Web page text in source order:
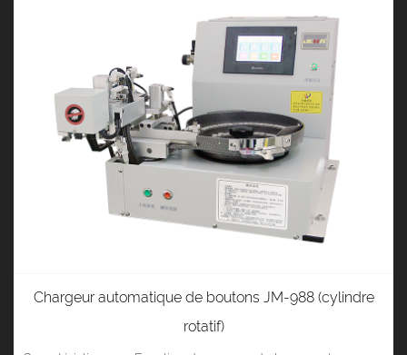
Chargeur automatique de boutons JM-988 (cylindre
rotatif)